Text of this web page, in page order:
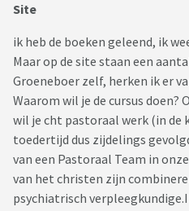
Site
ik heb de boeken geleend, ik
Maar op de site staan een
Groeneboer zelf, herken ik er
Waarom wil je de cursus
wil je cht pastoraal werk (in de
toedertijd dus zijdelings
van een Pastoraal Team in
van het christen zijn
psychiatrisch